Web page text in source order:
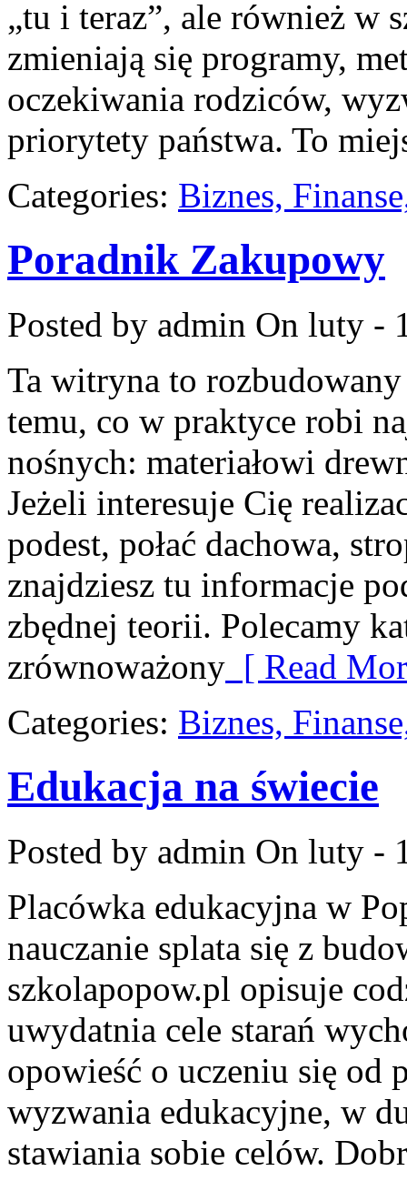
„tu i teraz”, ale również w
zmieniają się programy,
oczekiwania rodziców,
priorytety państwa. To
Categories: Biznes,
Poradnik Zakupowy
Posted by admin On luty -
Ta witryna to
temu, co w praktyce robi
nośnych: materiałowi
Jeżeli interesuje Cię
podest, połać dachowa,
znajdziesz tu informacje
zbędnej teorii. Polecamy
zrównoważony [ Read
Categories: Biznes,
Edukacja na świecie
Posted by admin On luty -
Placówka edukacyjna w
nauczanie splata się z
szkolapopow.pl opisuje
uwydatnia cele starań
opowieść o uczeniu się od
wyzwania edukacyjne, w
stawiania sobie celów.